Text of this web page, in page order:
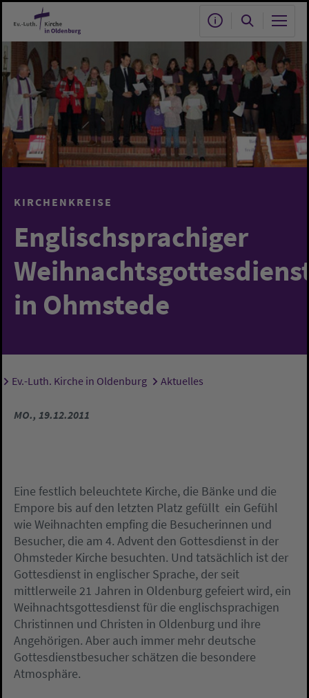
Zum Hauptinhalt springen
KIRCHENKREISE
Englischsprachiger
in Ohmstede
Sie sind hier:
Ev.-Luth. Kirche in Oldenburg Aktuelles
MO., 19.12.2011
Eine festlich beleuchtete Kirche, die Bänke und die
Empore bis auf den letzten Platz gefüllt  ein Gefühl
wie Weihnachten empfing die Besucherinnen und
Besucher, die am 4. Advent den Gottesdienst in der
Ohmsteder Kirche besuchten. Und tatsächlich ist der
Gottesdienst in englischer Sprache, der seit
mittlerweile 21 Jahren in Oldenburg gefeiert wird, ein
Weihnachtsgottesdienst für die englischsprachigen
Christinnen und Christen in Oldenburg und ihre
Angehörigen. Aber auch immer mehr deutsche
Gottesdienstbesucher schätzen die besondere
Atmosphäre.